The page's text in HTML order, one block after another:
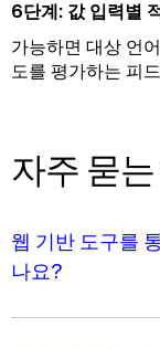
6단계: 값 입력별
가능하면 대상 언
도를 평가하는 피
자주 묻
웹 기반 도구를
나요?